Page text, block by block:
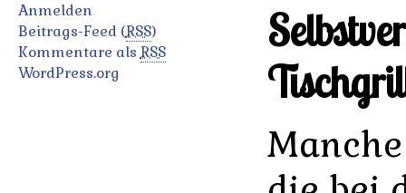
Anmelden
Beitrags-Feed (RSS)
Kommentare als RSS
WordPress.org